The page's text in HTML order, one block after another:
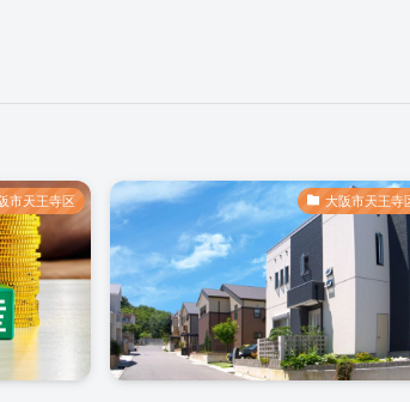
市天王寺区 大阪市天王寺